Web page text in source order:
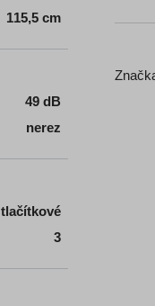
115,5 cm
49 dB
nerez
tlačítkové
3